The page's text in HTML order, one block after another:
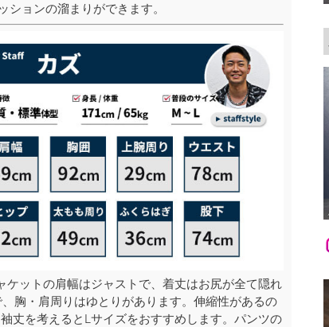
ョンの溜まりができます。
ケットの肩幅はジャストで、着丈はお尻が全て隠れ
胸・肩周りはゆとりがあります。伸縮性があるの
丈を考えるとLサイズをおすすめします。パンツの